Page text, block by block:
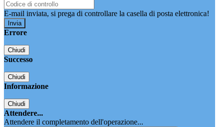
E-mail inviata, si prega di controllare la casella di posta elettronica!
Errore
Chiudi
Successo
Chiudi
Informazione
Chiudi
Attendere...
Attendere il completamento dell'operazione...